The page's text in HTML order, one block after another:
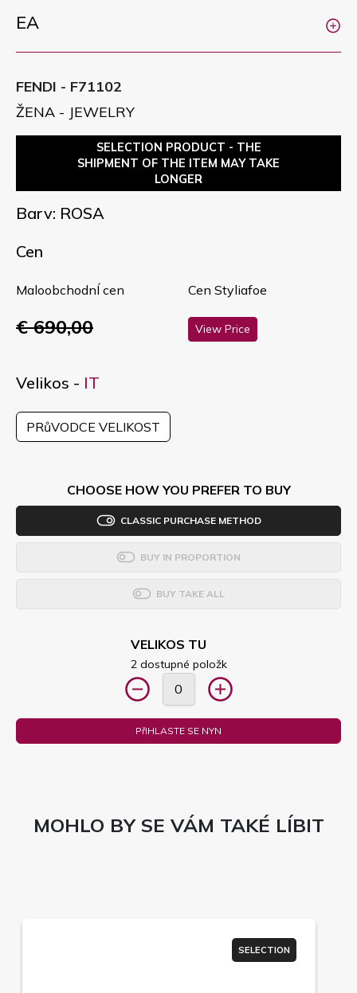
EA
FENDI - F71102
ŽENA - JEWELRY
SELECTION PRODUCT - THE
SHIPMENT OF THE ITEM MAY TAKE
LONGER
Barv: ROSA
Cen
MaloobchodnÍ cen
€ 690,00
Cen Styliafoe
View Price
Velikos - IT
PRůVODCE VELIKOST
CHOOSE HOW YOU PREFER TO BUY
CLASSIC PURCHASE METHOD
BUY IN PROPORTION
BUY TAKE ALL
VELIKOS TU
2 dostupné položk
PřIHLASTE SE NYN
MOHLO BY SE VÁM TAKÉ LÍBIT
SELECTION